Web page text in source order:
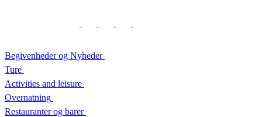
Begivenheder og Nyheder
Ture
Activities and leisure
Overnatning
Restauranter og barer